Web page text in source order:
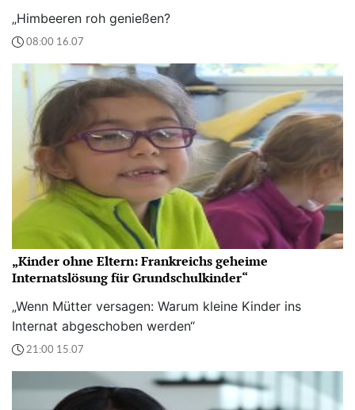
„Himbeeren roh genießen?
08:00 16.07
„Kinder ohne Eltern: Frankreichs geheime
Internatslösung für Grundschulkinder“
„Wenn Mütter versagen: Warum kleine Kinder ins
Internat abgeschoben werden“
21:00 15.07